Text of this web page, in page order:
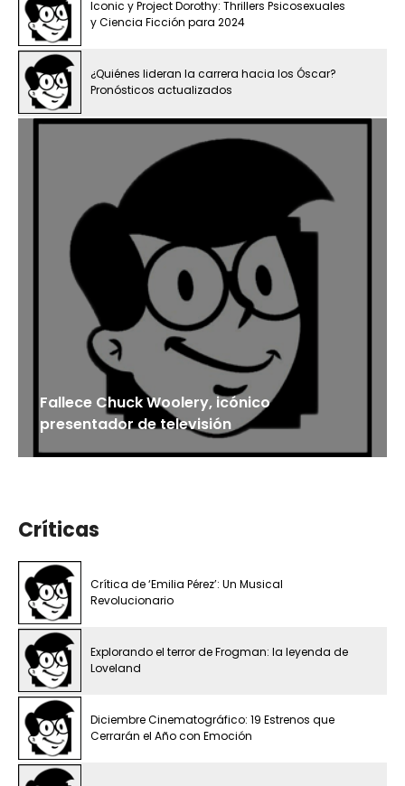
Iconic y Project Dorothy: Thrillers Psicosexuales
y Ciencia Ficción para 2024
¿Quiénes lideran la carrera hacia los Óscar?
Pronósticos actualizados
Fallece Chuck Woolery, icónico
presentador de televisión
Críticas
Crítica de ‘Emilia Pérez’: Un Musical
Revolucionario
Explorando el terror de Frogman: la leyenda de
Loveland
Diciembre Cinematográfico: 19 Estrenos que
Cerrarán el Año con Emoción